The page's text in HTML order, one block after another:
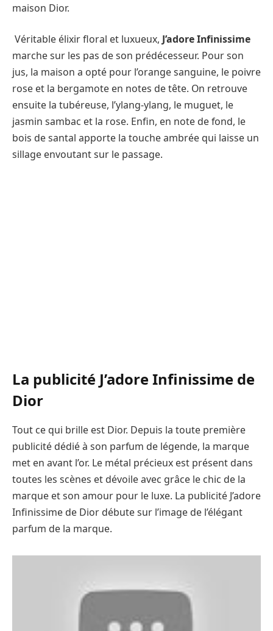
maison Dior.
Véritable élixir floral et luxueux, J’adore Infinissime
marche sur les pas de son prédécesseur. Pour son
jus, la maison a opté pour l’orange sanguine, le poivre
rose et la bergamote en notes de tête. On retrouve
ensuite la tubéreuse, l’ylang-ylang, le muguet, le
jasmin sambac et la rose. Enfin, en note de fond, le
bois de santal apporte la touche ambrée qui laisse un
sillage envoutant sur le passage.
La publicité J’adore Infinissime de
Dior
Tout ce qui brille est Dior. Depuis la toute première
publicité dédié à son parfum de légende, la marque
met en avant l’or. Le métal précieux est présent dans
toutes les scènes et dévoile avec grâce le chic de la
marque et son amour pour le luxe. La publicité J’adore
Infinissime de Dior débute sur l’image de l’élégant
parfum de la marque.